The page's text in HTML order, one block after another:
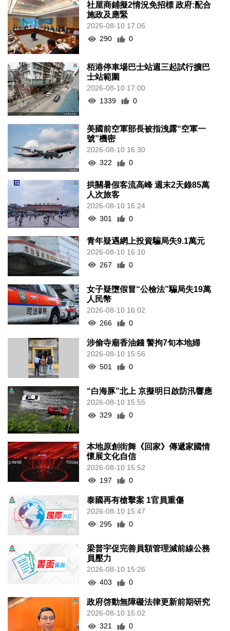
社屋商鋪擬2情況免招標 政府:配合
施政及應緊
2026-08-10 17:06
290
0
栢港停車場巴士站週三起試行擴巴
士站範圍
2026-08-10 17:00
1339
0
美國前空軍部長被指洩露“空軍一
號”機密
2026-08-10 16:30
322
0
拱關暑假客流高峰 週末2天錄85萬
人次旅客
2026-08-10 16:24
301
0
青年疑遇網上投資騙局失9.1萬元
2026-08-10 16:10
267
0
女子疑墮假冒“公檢法”騙局失19萬
人民幣
2026-08-10 16:02
266
0
涉偷寺廟香油錢 警拘7旬本地婦
2026-08-10 15:56
501
0
“白海豚”北上 京擬明日啟防汛響應
2026-08-10 15:55
329
0
本地原創街舞《回家》傳遞家國情
懷展文化自信
2026-08-10 15:52
197
0
泰國再有槍擊案 1官員重傷
2026-08-10 15:47
295
0
梁普宇促完善員額管理減前線公務
員壓力
2026-08-10 15:26
403
0
政府啓動無障礙法律更新前期研究
2026-08-10 15:02
321
0